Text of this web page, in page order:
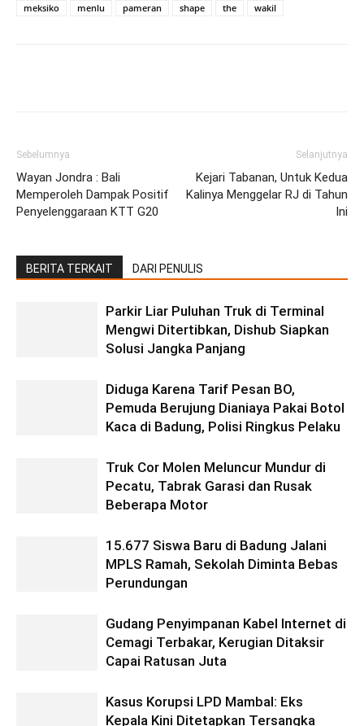
meksiko
menlu pameran shape the wakil
Sebelumnya
Wayan Jondra : Bali
Memperoleh Dampak Positif
Penyelenggaraan KTT G20
Selanjutnya
Kejari Tabanan, Untuk Kedua
Kalinya Menggelar RJ di Tahun
Ini
BERITA TERKAIT DARI PENULIS
Parkir Liar Puluhan Truk di Terminal
Mengwi Ditertibkan, Dishub Siapkan
Solusi Jangka Panjang
Diduga Karena Tarif Pesan BO,
Pemuda Berujung Dianiaya Pakai Botol
Kaca di Badung, Polisi Ringkus Pelaku
Truk Cor Molen Meluncur Mundur di
Pecatu, Tabrak Garasi dan Rusak
Beberapa Motor
15.677 Siswa Baru di Badung Jalani
MPLS Ramah, Sekolah Diminta Bebas
Perundungan
Gudang Penyimpanan Kabel Internet di
Cemagi Terbakar, Kerugian Ditaksir
Capai Ratusan Juta
Kasus Korupsi LPD Mambal: Eks
Kepala Kini Ditetapkan Tersangka